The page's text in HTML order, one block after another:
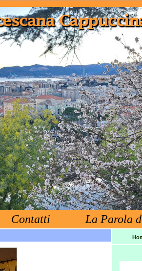
Contatti La Parola